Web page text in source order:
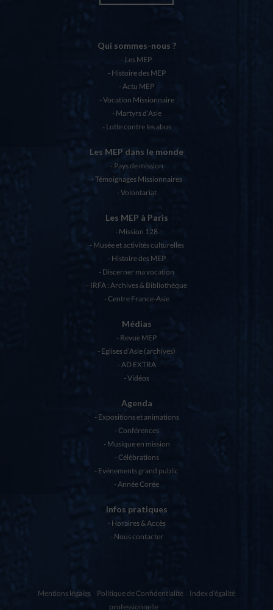
Qui sommes-nous ?
Les MEP
Histoire des MEP
Actu MEP
Vocation Missionnaire
Martyrs d’Asie
Lutte contre les abus
Les MEP dans le monde
Pays de mission
Témoignages Missionnaires
Volontariat
Les MEP à Paris
Mission 128
Musée et activités culturelles
Histoire des MEP
Discerner ma vocation
IRFA : Archives & Bibliothèque
Centre France-Asie
Médias
Revue MEP
Eglises d’Asie (archives)
AD EXTRA
Vidéos
Agenda
Expositions et animations
Conférences
Musique en mission
Célébrations
Evénements grand public
Année Corée
Infos pratiques
Horaires & Accès
Nous contacter
Mentions légales Politique de Confidentialité
Index d'égalité
professionnelle